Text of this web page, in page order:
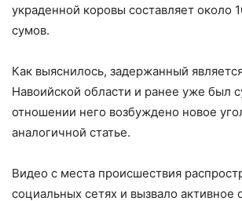
украденной коровы составляет около
сумов.
Как выяснилось, задержанный
Навоийской области и ранее уже был
отношении него возбуждено новое
аналогичной статье.
Видео с места происшествия
социальных сетях и вызвало активное